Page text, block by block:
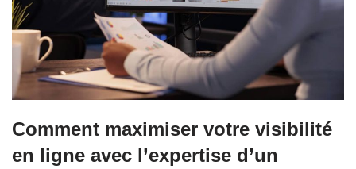
Comment maximiser votre visibilité
en ligne avec l’expertise d’un